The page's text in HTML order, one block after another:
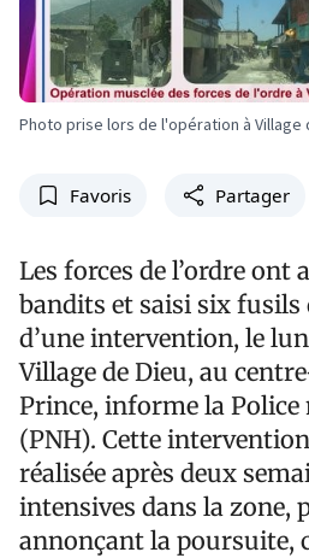
Photo prise lors de l'opération à Village
Favoris Partager
Les forces de l’ordre ont
bandits et saisi six fusils
d’une intervention, le
Village de Dieu, au
Prince, informe la Police
(PNH). Cette
réalisée après deux
intensives dans la zone,
annonçant la poursuite,